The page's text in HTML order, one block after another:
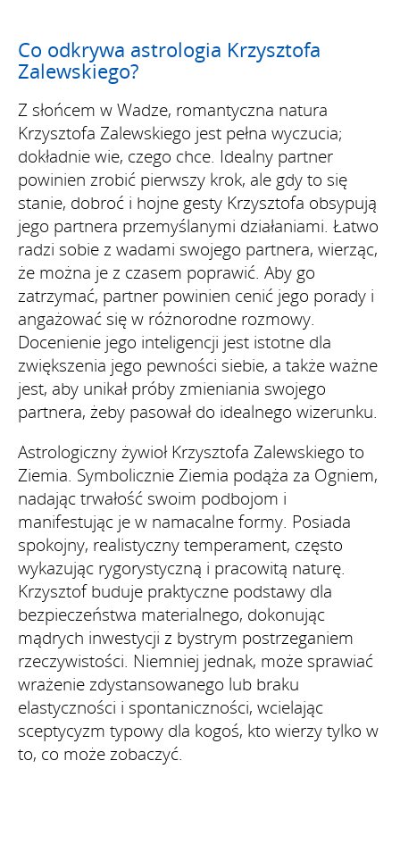
Co odkrywa astrologia Krzysztofa
Zalewskiego?
Z słońcem w Wadze, romantyczna natura
Krzysztofa Zalewskiego jest pełna wyczucia;
dokładnie wie, czego chce. Idealny partner
powinien zrobić pierwszy krok, ale gdy to się
stanie, dobroć i hojne gesty Krzysztofa obsypują
jego partnera przemyślanymi działaniami. Łatwo
radzi sobie z wadami swojego partnera, wierząc,
że można je z czasem poprawić. Aby go
zatrzymać, partner powinien cenić jego porady i
angażować się w różnorodne rozmowy.
Docenienie jego inteligencji jest istotne dla
zwiększenia jego pewności siebie, a także ważne
jest, aby unikał próby zmieniania swojego
partnera, żeby pasował do idealnego wizerunku.
Astrologiczny żywioł Krzysztofa Zalewskiego to
Ziemia. Symbolicznie Ziemia podąża za Ogniem,
nadając trwałość swoim podbojom i
manifestując je w namacalne formy. Posiada
spokojny, realistyczny temperament, często
wykazując rygorystyczną i pracowitą naturę.
Krzysztof buduje praktyczne podstawy dla
bezpieczeństwa materialnego, dokonując
mądrych inwestycji z bystrym postrzeganiem
rzeczywistości. Niemniej jednak, może sprawiać
wrażenie zdystansowanego lub braku
elastyczności i spontaniczności, wcielając
sceptycyzm typowy dla kogoś, kto wierzy tylko w
to, co może zobaczyć.